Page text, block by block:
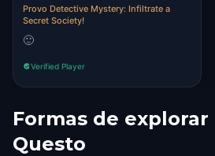
Provo Detective Mystery: Infiltrate a
Secret Society!
🙂
Verified Player
Formas de explorar
Questo